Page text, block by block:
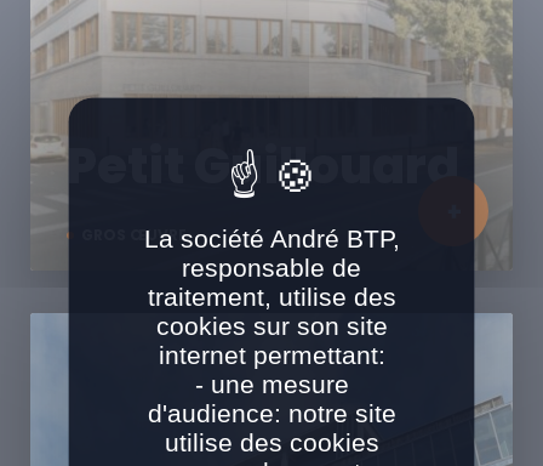
GROS ŒUVRE
Petit Guillouard
La société André BTP,
responsable de
traitement, utilise des
cookies sur son site
internet permettant:
- une mesure
d'audience: notre site
utilise des cookies